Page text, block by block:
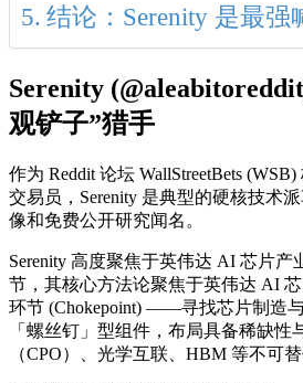
结论：Serenity 是最强
Serenity
观铲子”猎手
作为 Reddit 论坛 WallStreetBets
交易员，Serenity 是典型的硬核技术
像和免费公开研究闻名。
Serenity 高度聚焦于英伟达 AI 芯片产
节，其核心方法论聚焦于英伟达 AI
环节 (Chokepoint) ——寻找芯片制造
「螺丝钉」型组件，布局具备稀缺性
（CPO）、光学互联、HBM 等不可